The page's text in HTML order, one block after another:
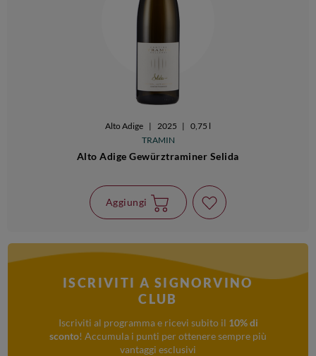
Alto Adige | 2025 | 0,75 l
TRAMIN
Alto Adige Gewürztraminer Selida
Aggiungi
ISCRIVITI A SIGNORVINO
CLUB
Iscriviti al programma e ricevi subito il 10% di
sconto! Accumula i punti per ottenere sempre più
vantaggi esclusivi